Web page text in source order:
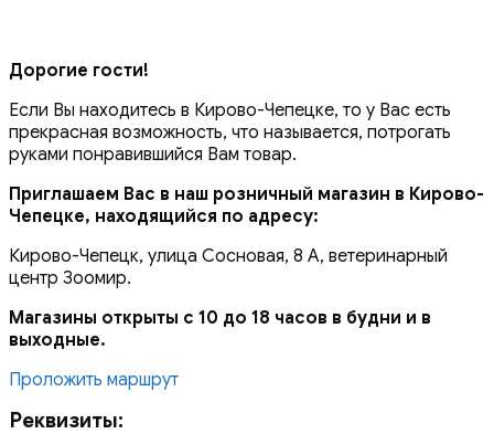
Дорогие гости!
Если Вы находитесь в Кирово-Чепецке, то у Вас есть
прекрасная возможность, что называется, потрогать
руками понравившийся Вам товар.
Приглашаем Вас в наш розничный магазин в Кирово-
Чепецке, находящийся по адресу:
Кирово-Чепецк, улица Сосновая, 8 А, ветеринарный
центр Зоомир.
Магазины открыты с 10 до 18 часов в будни и в
выходные.
Проложить маршрут
Реквизиты: